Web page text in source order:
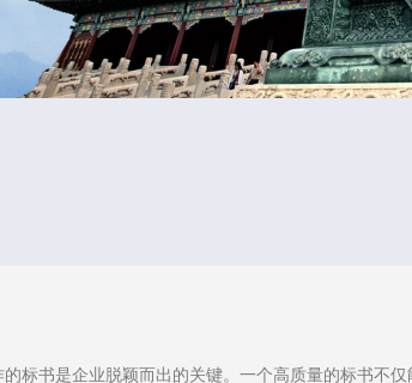
标书是企业脱颖而出的关键。一个高质量的标书不